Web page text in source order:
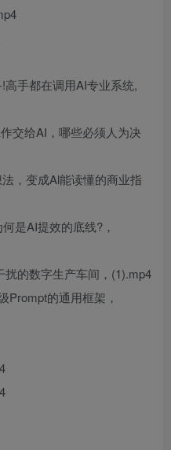
手都在调用AI专业系统,
交给AI，哪些必须人为决
，变成Al能读懂的商业指
是AI提效的底线?，
的数字生产车间，(1).mp4
Prompt的通用框架，